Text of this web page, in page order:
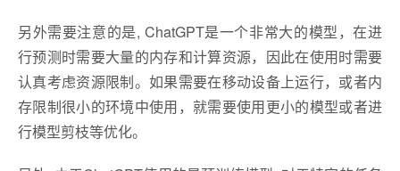
另外需要注意的是, ChatGPT是一个非常大的模型，在进
行预测时需要大量的内存和计算资源，因此在使用时需要
认真考虑资源限制。如果需要在移动设备上运行，或者内
存限制很小的环境中使用，就需要使用更小的模型或者进
行模型剪枝等优化。